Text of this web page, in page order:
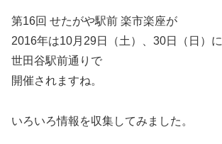
第16回 せたがや駅前 楽市楽座が
2016年は10月29日（土）、30日（日）に
世田谷駅前通りで
開催されますね。
いろいろ情報を収集してみました。